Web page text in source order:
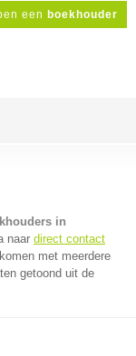
een boekhouder
in
naar direct contact
met meerdere
getoond uit de